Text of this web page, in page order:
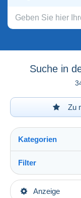
Suche in
Zu
Anzeige
Kategorien
Hauptkategorien
Filter
Art der Verkäufe